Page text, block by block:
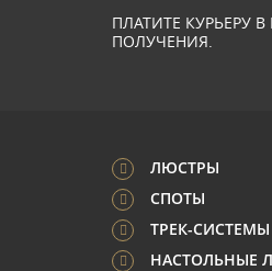
ПЛАТИТЕ КУРЬЕРУ
ПОЛУЧЕНИЯ.
ЛЮСТРЫ
СПОТЫ
ТРЕК-СИСТЕМЫ
НАСТОЛЬНЫЕ